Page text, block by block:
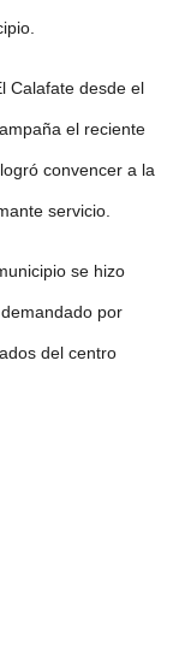
Calafate desde el
el reciente
convencer a la
servicio.
se hizo
por
del centro